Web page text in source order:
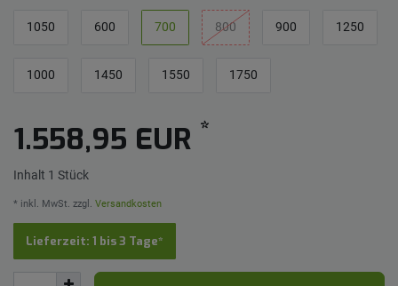
1050 600 700 800 900 1250
1000 1450 1550 1750
1.558,95 EUR *
Inhalt 1 Stück
* inkl. MwSt. zzgl. Versandkosten
Lieferzeit: 1 bis 3 Tage*